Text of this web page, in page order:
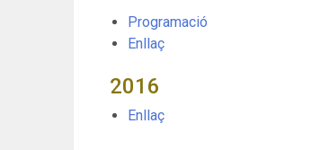
Programació
Enllaç
2016
Enllaç